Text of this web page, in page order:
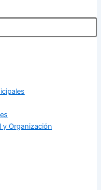
y Organización